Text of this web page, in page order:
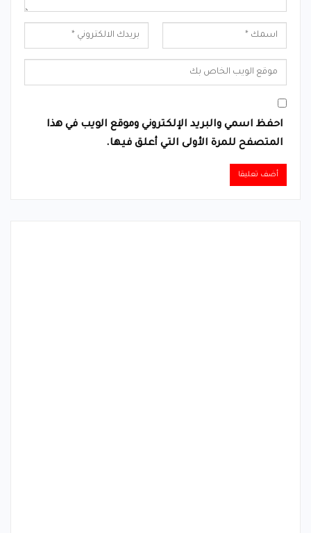
احفظ اسمي والبريد الإلكتروني وموقع الويب في هذا
المتصفح للمرة الأولى التي أعلق فيها.